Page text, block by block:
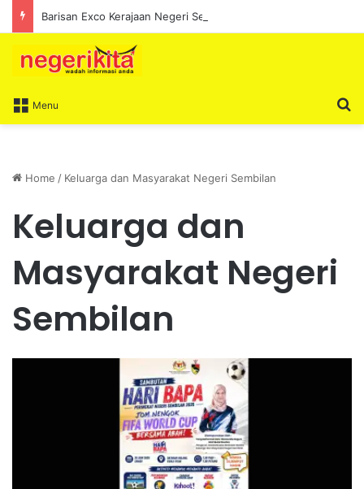
Menu
Home / Keluarga dan Masyarakat Negeri Sembilan
Keluarga dan
Masyarakat Negeri
Sembilan